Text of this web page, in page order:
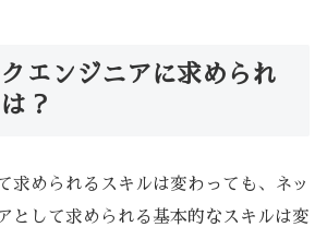
エンジニアに求められ
？
求められるスキルは変わっても、ネッ
として求められる基本的なスキルは変